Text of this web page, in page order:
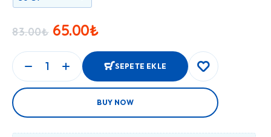
83.00₺ 65.00₺
SEPETE EKLE
BUY NOW